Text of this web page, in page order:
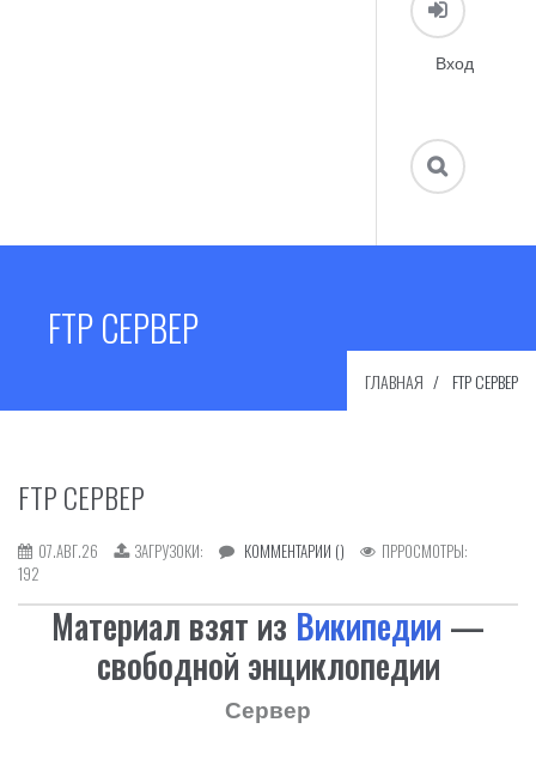
Вход
FTP СЕРВЕР
ГЛАВНАЯ FTP СЕРВЕР
FTP СЕРВЕР
07.АВГ.26 ЗАГРУЗОКИ: КОММЕНТАРИИ ()
ПРРОСМОТРЫ:
192
Материал взят из Википедии —
свободной энциклопедии
Сервер